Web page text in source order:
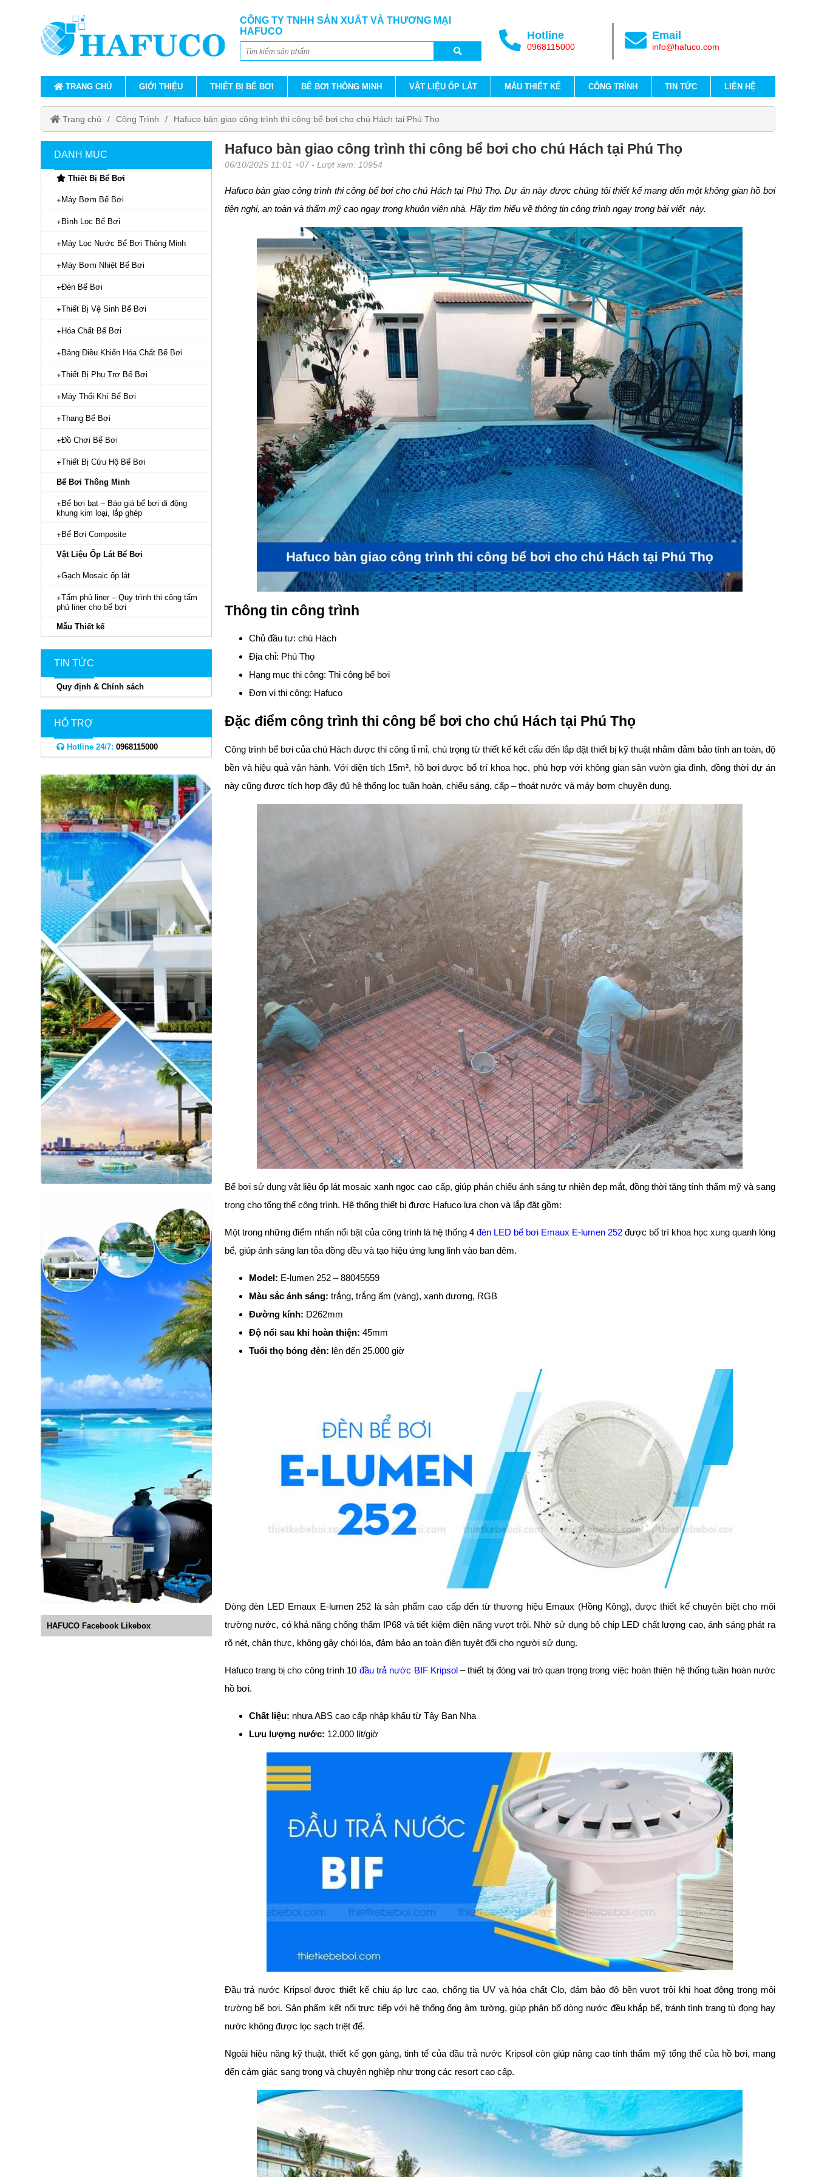
CÔNG TY TNHH SẢN XUẤT VÀ THƯƠNG MẠI
HAFUCO
Hotline
0968115000
Email
info@hafuco.com
TRANG CHỦ GIỚI THIỆU THIẾT BỊ BỂ BƠI BỂ BƠI THÔNG MINH VẬT LIỆU ỐP LÁT MẪU THIẾT KẾ CÔNG TRÌNH TIN TỨC LIÊN HỆ
Trang chủ Công Trình Hafuco bàn giao công trình thi công bể bơi cho chú Hách tại Phú Thọ
Hafuco bàn giao công trình thi công bể bơi cho chú Hách tại Phú Thọ
06/10/2025 11:01 +07 - Lượt xem: 10954
Hafuco bàn giao công trình thi công bể bơi cho chú Hách tại Phú Thọ. Dự án này được chúng tôi thiết kế mang đến một không gian hồ bơi
tiện nghi, an toàn và thẩm mỹ cao ngay trong khuôn viên nhà. Hãy tìm hiểu về thông tin công trình ngay trong bài viết này.
Thông tin công trình
Chủ đầu tư: chú Hách
Địa chỉ: Phú Thọ
Hạng mục thi công: Thi công bể bơi
Đơn vị thi công: Hafuco
Đặc điểm công trình thi công bể bơi cho chú Hách tại Phú Thọ
Công trình bể bơi của chú Hách được thi công tỉ mỉ, chú trọng từ thiết kế kết cấu đến lắp đặt thiết bị kỹ thuật nhằm đảm bảo tính an toàn, độ
bền và hiệu quả vận hành. Với diện tích 15m², hồ bơi được bố trí khoa học, phù hợp với không gian sân vườn gia đình, đồng thời dự án
này cũng được tích hợp đầy đủ hệ thống lọc tuần hoàn, chiếu sáng, cấp – thoát nước và máy bơm chuyên dụng.
Bể bơi sử dụng vật liệu ốp lát mosaic xanh ngọc cao cấp, giúp phản chiếu ánh sáng tự nhiên đẹp mắt, đồng thời tăng tính thẩm mỹ và sang
trọng cho tổng thể công trình. Hệ thống thiết bị được Hafuco lựa chọn và lắp đặt gồm:
Một trong những điểm nhấn nổi bật của công trình là hệ thống 4 đèn LED bể bơi Emaux E-lumen 252được bố trí khoa học xung quanh lòng
bể, giúp ánh sáng lan tỏa đồng đều và tạo hiệu ứng lung linh vào ban đêm.
Model: E-lumen 252 – 88045559
Màu sắc ánh sáng: trắng, trắng ấm (vàng), xanh dương, RGB
Đường kính: D262mm
Độ nổi sau khi hoàn thiện: 45mm
Tuổi thọ bóng đèn: lên đến 25.000 giờ
Dòng đèn LED Emaux E-lumen 252 là sản phẩm cao cấp đến từ thương hiệu Emaux (Hồng Kông), được thiết kế chuyên biệt cho môi
trường nước, có khả năng chống thấm IP68 và tiết kiệm điện năng vượt trội. Nhờ sử dụng bộ chip LED chất lượng cao, ánh sáng phát ra
rõ nét, chân thực, không gây chói lóa, đảm bảo an toàn điện tuyệt đối cho người sử dụng.
Hafuco trang bị cho công trình 10 đầu trả nước BIF Kripsol– thiết bị đóng vai trò quan trọng trong việc hoàn thiện hệ thống tuần hoàn nước
hồ bơi.
Chất liệu: nhựa ABS cao cấp nhập khẩu từ Tây Ban Nha
Lưu lượng nước: 12.000 lít/giờ
Đầu trả nước Kripsol được thiết kế chịu áp lực cao, chống tia UV và hóa chất Clo, đảm bảo độ bền vượt trội khi hoạt động trong môi
trường bể bơi. Sản phẩm kết nối trực tiếp với hệ thống ống âm tường, giúp phân bổ dòng nước đều khắp bể, tránh tình trạng tù đọng hay
nước không được lọc sạch triệt để.
Ngoài hiệu năng kỹ thuật, thiết kế gọn gàng, tinh tế của đầu trả nước Kripsol còn giúp nâng cao tính thẩm mỹ tổng thể của hồ bơi, mang
đến cảm giác sang trọng và chuyên nghiệp như trong các resort cao cấp.
DANH MỤC
Thiết Bị Bể Bơi
Máy Bơm Bể Bơi
Bình Lọc Bể Bơi
Máy Lọc Nước Bể Bơi Thông Minh
Máy Bơm Nhiệt Bể Bơi
Đèn Bể Bơi
Thiết Bị Vệ Sinh Bể Bơi
Hóa Chất Bể Bơi
Bảng Điều Khiển Hóa Chất Bể Bơi
Thiết Bị Phụ Trợ Bể Bơi
Máy Thổi Khí Bể Bơi
Thang Bể Bơi
Đồ Chơi Bể Bơi
Thiết Bị Cứu Hộ Bể Bơi
Bể Bơi Thông Minh
Bể bơi bạt – Báo giá bể bơi di động
khung kim loại, lắp ghép
Bể Bơi Composite
Vật Liệu Ốp Lát Bể Bơi
Gạch Mosaic ốp lát
Tấm phủ liner – Quy trình thi công tấm
phủ liner cho bể bơi
Mẫu Thiết kế
TIN TỨC
Quy định & Chính sách
HỖ TRỢ
Hotline 24/7: 0968115000
HAFUCO Facebook Likebox